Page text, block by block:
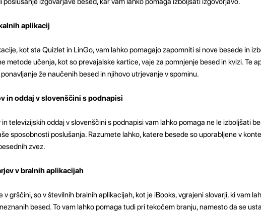
aplikacij
kot sta Quizlet in LinGo, vam lahko pomagajo zapomniti si nove besede in
metode učenja, kot so prevajalske kartice, vaje za pomnjenje besed in kvizi. Te
že naučenih besed in njihovo utrjevanje v spominu.
in oddaj v slovenščini s podnapisi
televizijskih oddaj v slovenščini s podnapisi vam lahko pomaga ne le izboljšati
sposobnosti poslušanja. Razumete lahko, katere besede so uporabljene v
zvez.
v bralnih aplikacijah
v grščini, so v številnih bralnih aplikacijah, kot je iBooks, vgrajeni slovarji, ki vam
besed. To vam lahko pomaga tudi pri tekočem branju, namesto da se